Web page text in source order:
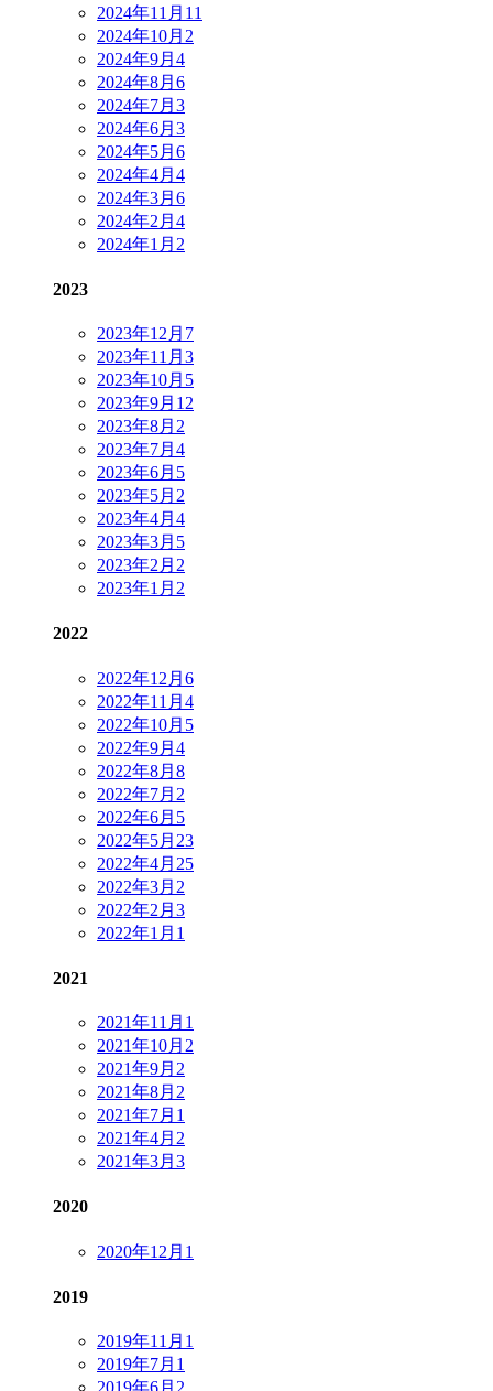
2024年11月 11
2024年10月 2
2024年9月 4
2024年8月 6
2024年7月 3
2024年6月 3
2024年5月 6
2024年4月 4
2024年3月 6
2024年2月 4
2024年1月 2
2023
2023年12月 7
2023年11月 3
2023年10月 5
2023年9月 12
2023年8月 2
2023年7月 4
2023年6月 5
2023年5月 2
2023年4月 4
2023年3月 5
2023年2月 2
2023年1月 2
2022
2022年12月 6
2022年11月 4
2022年10月 5
2022年9月 4
2022年8月 8
2022年7月 2
2022年6月 5
2022年5月 23
2022年4月 25
2022年3月 2
2022年2月 3
2022年1月 1
2021
2021年11月 1
2021年10月 2
2021年9月 2
2021年8月 2
2021年7月 1
2021年4月 2
2021年3月 3
2020
2020年12月 1
2019
2019年11月 1
2019年7月 1